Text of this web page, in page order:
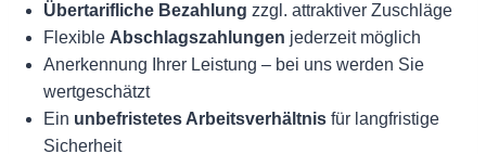
Übertarifliche Bezahlung zzgl. attraktiver Zuschläge
Flexible Abschlagszahlungen jederzeit möglich
Anerkennung Ihrer Leistung – bei uns werden Sie
wertgeschätzt
Ein unbefristetes Arbeitsverhältnis für langfristige
Sicherheit